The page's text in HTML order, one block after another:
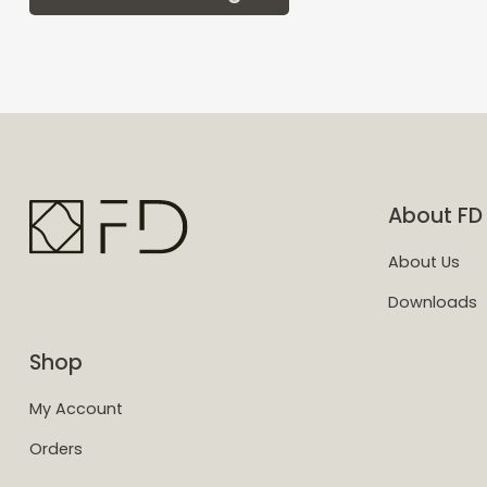
About FD
About Us
Downloads
Shop
My Account
Orders